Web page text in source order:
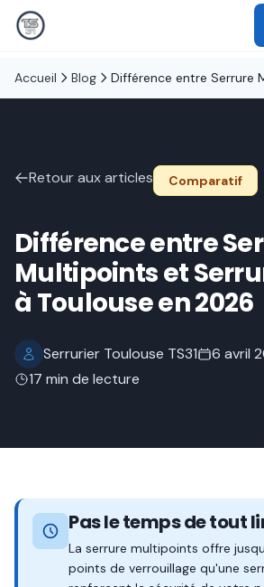
Accueil Blog
Retour aux articles Comparatif
Différence entre
Multipoints et
à Toulouse en 2026
Serrurier Toulouse TS31
6 avril
17 min de lecture
Pas le temps de tout
La serrure multipoints offre
points de verrouillage qu'une